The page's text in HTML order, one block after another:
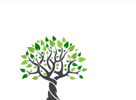
Lemn câinesc (Ligustrum)
Liliac de vară (Buddleja davidii)
Mahonia